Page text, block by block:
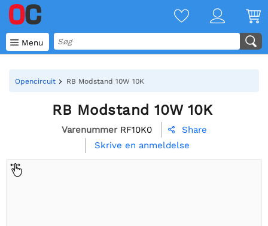
 Menu
Opencircuit RB Modstand 10W 10K
RB Modstand 10W 10K
Varenummer RF10K0 
Share
Skrive en anmeldelse